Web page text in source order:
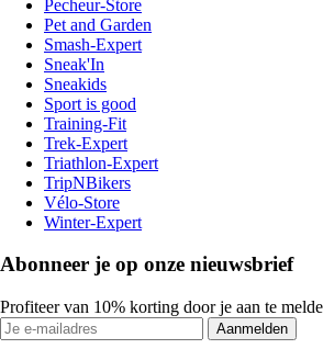
Pecheur-Store
Pet and Garden
Smash-Expert
Sneak'In
Sneakids
Sport is good
Training-Fit
Trek-Expert
Triathlon-Expert
TripNBikers
Vélo-Store
Winter-Expert
Abonneer je op onze nieuwsbrief
Profiteer van 10% korting door je aan te
Aanmelden